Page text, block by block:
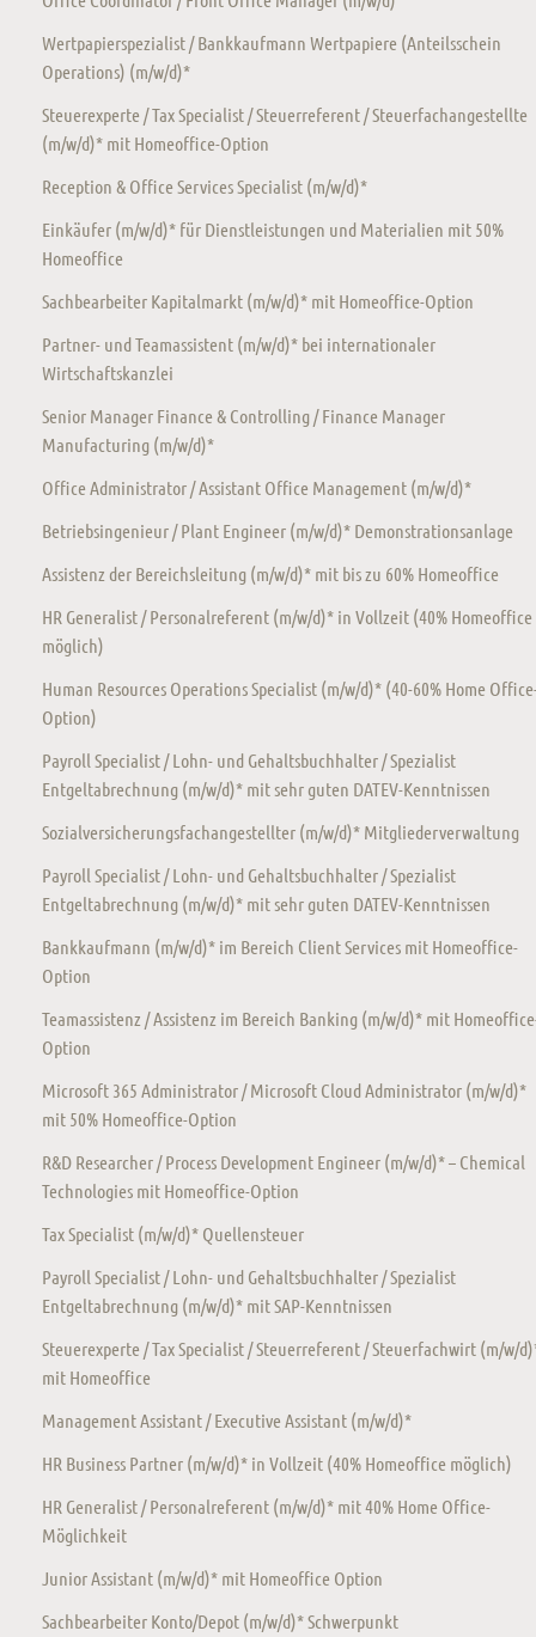
Wertpapierspezialist / Bankkaufmann Wertpapiere (Anteilsschein
Operations) (m/w/d)*
Steuerexperte / Tax Specialist / Steuerreferent / Steuerfachangestellte
(m/w/d)* mit Homeoffice-Option
Reception & Office Services Specialist (m/w/d)*
Einkäufer (m/w/d)* für Dienstleistungen und Materialien mit 50%
Homeoffice
Sachbearbeiter Kapitalmarkt (m/w/d)* mit Homeoffice-Option
Partner- und Teamassistent (m/w/d)* bei internationaler
Wirtschaftskanzlei
Senior Manager Finance & Controlling / Finance Manager
Manufacturing (m/w/d)*
Office Administrator / Assistant Office Management (m/w/d)*
Betriebsingenieur / Plant Engineer (m/w/d)* Demonstrationsanlage
Assistenz der Bereichsleitung (m/w/d)* mit bis zu 60% Homeoffice
HR Generalist / Personalreferent (m/w/d)* in Vollzeit (40% Homeoffice
möglich)
Human Resources Operations Specialist (m/w/d)* (40-60% Home
Option)
Payroll Specialist / Lohn- und Gehaltsbuchhalter / Spezialist
Entgeltabrechnung (m/w/d)* mit sehr guten DATEV-Kenntnissen
Sozialversicherungsfachangestellter (m/w/d)* Mitgliederverwaltung
Payroll Specialist / Lohn- und Gehaltsbuchhalter / Spezialist
Entgeltabrechnung (m/w/d)* mit sehr guten DATEV-Kenntnissen
Bankkaufmann (m/w/d)* im Bereich Client Services mit Homeoffice-
Option
Teamassistenz / Assistenz im Bereich Banking (m/w/d)* mit
Option
Microsoft 365 Administrator / Microsoft Cloud Administrator (m/w/d)*
mit 50% Homeoffice-Option
R&D Researcher / Process Development Engineer (m/w/d)* – Chemical
Technologies mit Homeoffice-Option
Tax Specialist (m/w/d)* Quellensteuer
Payroll Specialist / Lohn- und Gehaltsbuchhalter / Spezialist
Entgeltabrechnung (m/w/d)* mit SAP-Kenntnissen
Steuerexperte / Tax Specialist / Steuerreferent / Steuerfachwirt (m/w/
mit Homeoffice
Management Assistant / Executive Assistant (m/w/d)*
HR Business Partner (m/w/d)* in Vollzeit (40% Homeoffice möglich)
HR Generalist / Personalreferent (m/w/d)* mit 40% Home Office-
Möglichkeit
Junior Assistant (m/w/d)* mit Homeoffice Option
Sachbearbeiter Konto/Depot (m/w/d)* Schwerpunkt